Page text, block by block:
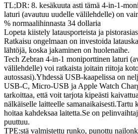
TL;DR: 8. kesäkuuta asti tämä 4-in-1-
laturi (avautuu uudelle välilehdelle) on
% normaalihinnasta 34 dollaria
Lopeta kiistely latausporteista ja
Ratkaisu ongelmaan on investoida
lähtöjä, koska jakaminen on huolenaihe.
Tech Zebran 4-in-1 moniporttinen laturi
välilehdelle) voi ratkaista joitain riitoja
autossasi).Yhdessä USB-kaapelissa on
USB-C, Micro-USB ja Apple Watch
tarkoittaa, että voit tarjota kipeästi
nälkäiselle laitteelle
hoitaa kahdeksaa laitetta.Se on
puuttuu.
TPE:stä valmistettu runko, punottu